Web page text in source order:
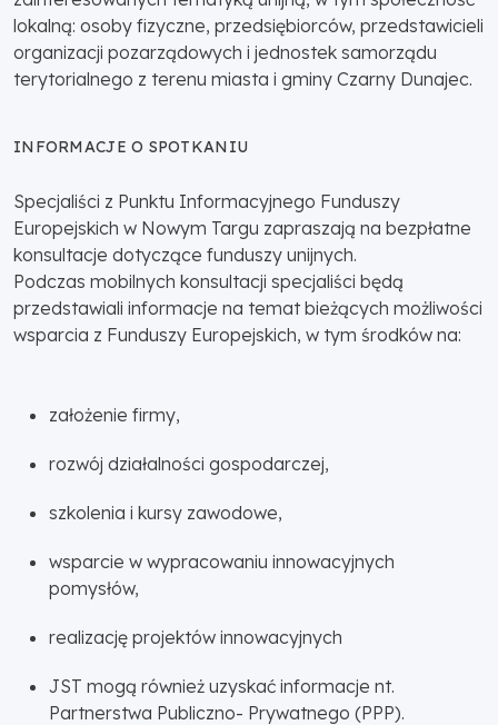
lokalną: osoby fizyczne, przedsiębiorców, przedstawicieli
organizacji pozarządowych i jednostek samorządu
terytorialnego z terenu miasta i gminy Czarny Dunajec.
INFORMACJE O SPOTKANIU
Specjaliści z Punktu Informacyjnego Funduszy
Europejskich w Nowym Targu zapraszają na bezpłatne
konsultacje dotyczące funduszy unijnych.
Podczas mobilnych konsultacji specjaliści będą
przedstawiali informacje na temat bieżących możliwości
wsparcia z Funduszy Europejskich, w tym środków na:
założenie firmy,
rozwój działalności gospodarczej,
szkolenia i kursy zawodowe,
wsparcie w wypracowaniu innowacyjnych
pomysłów,
realizację projektów innowacyjnych
JST mogą również uzyskać informacje nt.
Partnerstwa Publiczno- Prywatnego (PPP).